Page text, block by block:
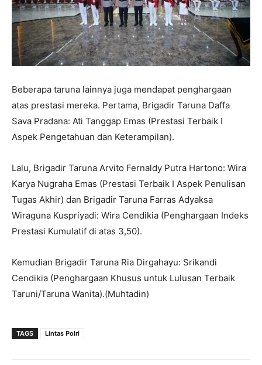
Beberapa taruna lainnya juga mendapat penghargaan
atas prestasi mereka. Pertama, Brigadir Taruna Daffa
Sava Pradana: Ati Tanggap Emas (Prestasi Terbaik I
Aspek Pengetahuan dan Keterampilan).
Lalu, Brigadir Taruna Arvito Fernaldy Putra Hartono: Wira
Karya Nugraha Emas (Prestasi Terbaik I Aspek Penulisan
Tugas Akhir) dan Brigadir Taruna Farras Adyaksa
Wiraguna Kuspriyadi: Wira Cendikia (Penghargaan Indeks
Prestasi Kumulatif di atas 3,50).
Kemudian Brigadir Taruna Ria Dirgahayu: Srikandi
Cendikia (Penghargaan Khusus untuk Lulusan Terbaik
Taruni/Taruna Wanita).(Muhtadin)
TAGS Lintas Polri